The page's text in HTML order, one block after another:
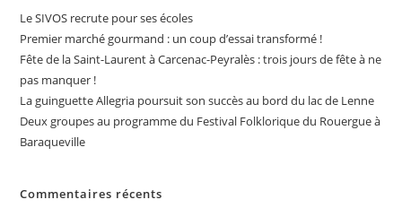
Le SIVOS recrute pour ses écoles
Premier marché gourmand : un coup d’essai transformé !
Fête de la Saint-Laurent à Carcenac-Peyralès : trois jours de fête à ne
pas manquer !
La guinguette Allegria poursuit son succès au bord du lac de Lenne
Deux groupes au programme du Festival Folklorique du Rouergue à
Baraqueville
Commentaires récents